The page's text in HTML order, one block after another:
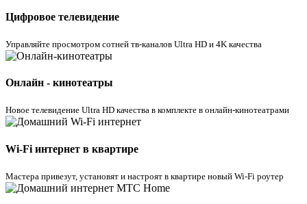
Цифровое телевидение
Управляйте просмотром cотней тв-каналов Ultra HD и 4K качества
Онлайн - кинотеатры
Новое телевидение Ultra HD качества в комплекте в онлайн-кинотеатрами
Wi-Fi интернет в квартире
Мастера привезут, установят и настроят в квартире новый Wi-Fi роутер